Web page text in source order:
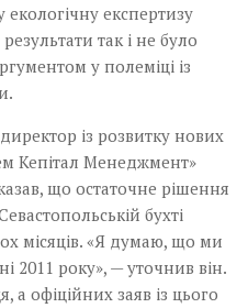
експертизу
так і не було
у полеміці із
із розвитку нових
Кепітал Менеджмент»
що остаточне рішення
бухті
місяців. «Я думаю, що ми
2011 року», — уточнив він.
а офіційних заяв із цього